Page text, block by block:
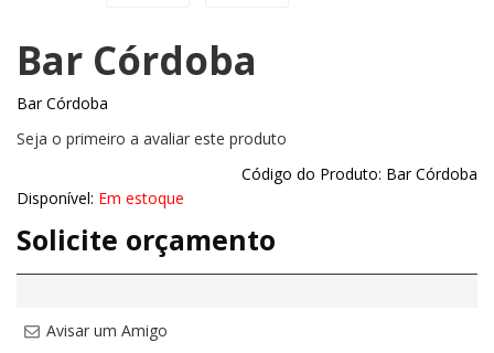
Bar Córdoba
Bar Córdoba
Seja o primeiro a avaliar este produto
Código do Produto: Bar Córdoba
Disponível: Em estoque
Solicite orçamento
Avisar um Amigo